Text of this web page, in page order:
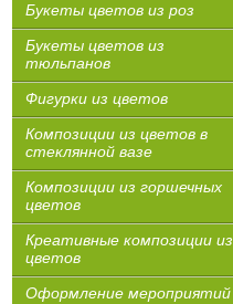
Букеты цветов из роз
Букеты цветов из
тюльпанов
Фигурки из цветов
Композиции из цветов в
стеклянной вазе
Композиции из горшечных
цветов
Креативные композиции из
цветов
Оформление мероприятий